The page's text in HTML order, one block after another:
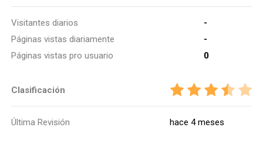
Visitantes diarios
-
Páginas vistas diariamente
-
Páginas vistas pro usuario
0
Clasificación
Última Revisión hace 4 meses